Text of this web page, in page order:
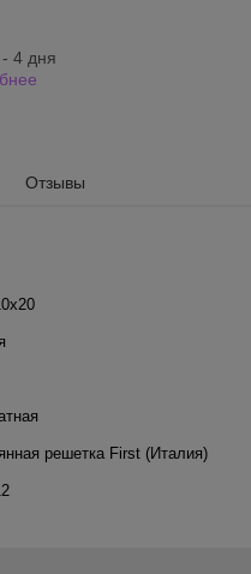
4 дня
Отзывы
решетка First (Италия)